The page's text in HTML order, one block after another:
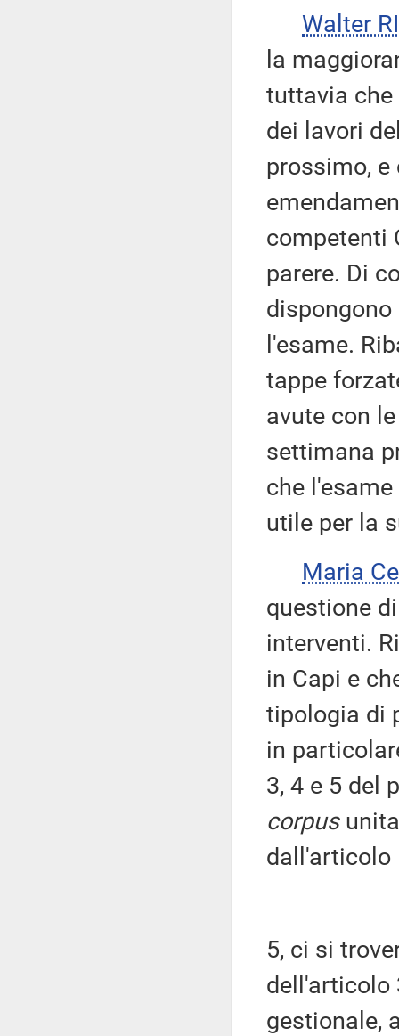
Walter
la
tuttavia
dei lavori
prossimo,
competenti
parere. Di
l'esame.
tappe
avute con
settimana
che
utile per la
Maria
questione
interventi.
in Capi e
tipologia di
in
3, 4 e 5 del
corpus
dall'articolo
5, ci si
dell'articolo
gestionale,